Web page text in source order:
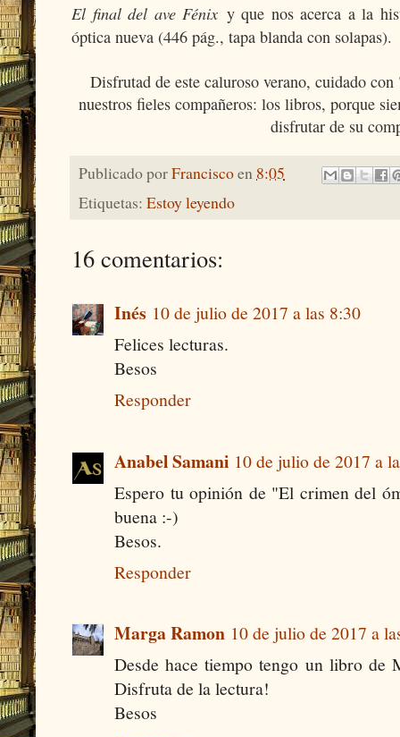
El final del ave Fénix y que nos acerca a la
óptica nueva (446 pág., tapa blanda con solapas).
Disfrutad de este caluroso verano, cuidado
nuestros fieles compañeros: los libros, porque
disfrutar de su
Publicado porFranciscoen 8:05
Etiquetas: Estoy leyendo
16 comentarios:
Inés 10 de julio de 2017 a las 8:30
Felices lecturas.
Besos
Responder
Anabel Samani 10 de julio de 2017 a
Espero tu opinión de "El crimen del
buena :-)
Besos.
Responder
Marga Ramon 10 de julio de 2017 a
Desde hace tiempo tengo un libro
Disfruta de la lectura!
Besos